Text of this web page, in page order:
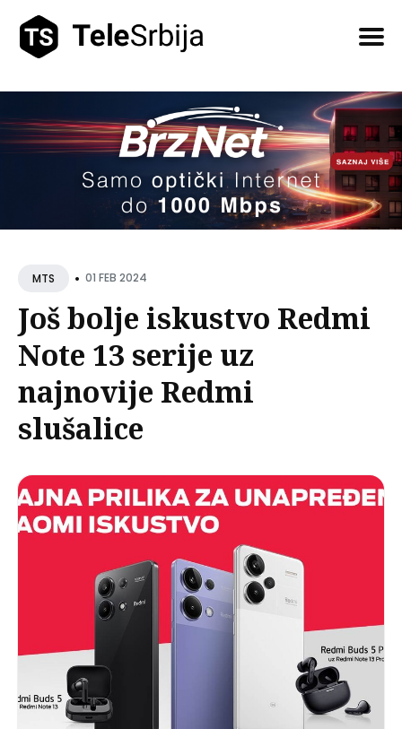
MTS • 01 FEB 2024
Još bolje iskustvo Redmi
Note 13 serije uz
najnovije Redmi
slušalice